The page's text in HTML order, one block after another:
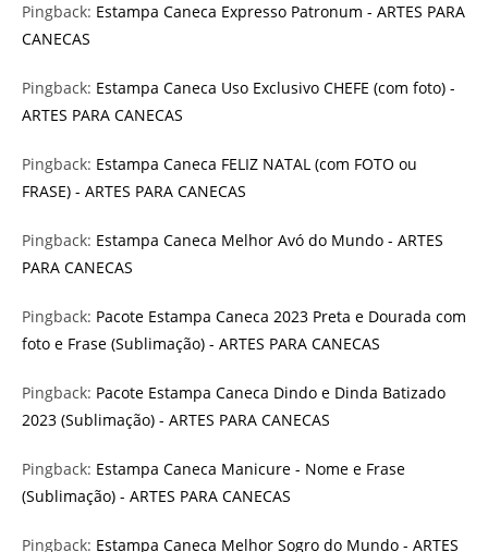
Pingback: Estampa Caneca Expresso Patronum - ARTES PARA
CANECAS
Pingback: Estampa Caneca Uso Exclusivo CHEFE (com foto) -
ARTES PARA CANECAS
Pingback: Estampa Caneca FELIZ NATAL (com FOTO ou
FRASE) - ARTES PARA CANECAS
Pingback: Estampa Caneca Melhor Avó do Mundo - ARTES
PARA CANECAS
Pingback: Pacote Estampa Caneca 2023 Preta e Dourada com
foto e Frase (Sublimação) - ARTES PARA CANECAS
Pingback: Pacote Estampa Caneca Dindo e Dinda Batizado
2023 (Sublimação) - ARTES PARA CANECAS
Pingback: Estampa Caneca Manicure - Nome e Frase
(Sublimação) - ARTES PARA CANECAS
Pingback: Estampa Caneca Melhor Sogro do Mundo - ARTES